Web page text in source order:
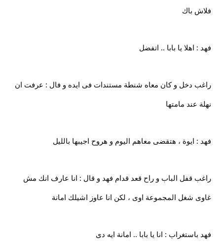
فلاش باك
فهد : اهلا يا بابا .. اتفضل
راغب دخل و كان معاه شنطة مستندات فى ايده و فال : عرفت ان
نهلة عند مامتها
فهد : ايوة ، هتقضى معاهم اليوم و هروح اجيبها بالليل
راغب قفل الباب و راح قعد قدام فهد و قال : انا عارف انك مش
غاوى شغل المجموعة اوى ، لكن انا عاوز اشيلك امانة
فهد باستغراب : انا يا بابا .. امانة ايه دى